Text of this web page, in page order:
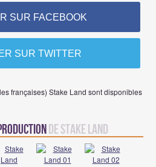
SUR FACEBOOK
SUR TWITTER
françaises) Stake Land sont disponibles
de Stake Land